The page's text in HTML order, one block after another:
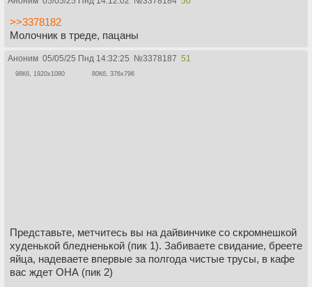
>>3378182
Молочник в треде, пацаны
Аноним 05/05/25 Пнд 14:32:25 №3378187 51
98Кб, 1920x1080 80Кб, 376x796
Представьте, метчитесь вы на дайвинчике со скромнешкой
худенькой бледненькой (пик 1). Забиваете свидание, бреете
яйца, надеваете впервые за полгода чистые трусы, в кафе
вас ждет ОНА (пик 2)